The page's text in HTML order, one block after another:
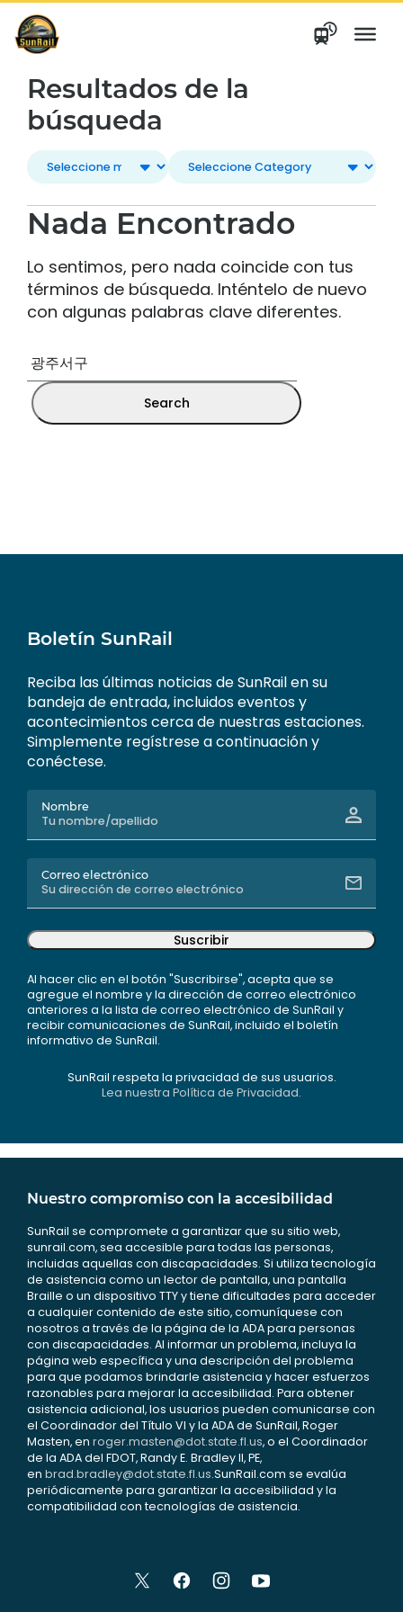
saltar
contenido
Resultados de la
búsqueda
Nada Encontrado
Lo sentimos, pero nada coincide con tus
términos de búsqueda. Inténtelo de nuevo
con algunas palabras clave diferentes.
Buscar
Boletín SunRail
Reciba las últimas noticias de SunRail en su
bandeja de entrada, incluidos eventos y
acontecimientos cerca de nuestras estaciones.
Simplemente regístrese a continuación y
conéctese.
Nombre
Correo electrónico
Suscribir
Al hacer clic en el botón "Suscribirse", acepta que se
agregue el nombre y la dirección de correo electrónico
anteriores a la lista de correo electrónico de SunRail y
recibir comunicaciones de SunRail, incluido el boletín
informativo de SunRail.
SunRail respeta la privacidad de sus usuarios.
Lea nuestra Política de Privacidad.
Nuestro compromiso con la accesibilidad
SunRail se compromete a garantizar que su sitio web,
sunrail.com, sea accesible para todas las personas,
incluidas aquellas con discapacidades. Si utiliza tecnología
de asistencia como un lector de pantalla, una pantalla
Braille o un dispositivo TTY y tiene dificultades para acceder
a cualquier contenido de este sitio, comuníquese con
nosotros a través de la página de la ADA para personas
con discapacidades. Al informar un problema, incluya la
página web específica y una descripción del problema
para que podamos brindarle asistencia y hacer esfuerzos
razonables para mejorar la accesibilidad. Para obtener
asistencia adicional, los usuarios pueden comunicarse con
el Coordinador del Título VI y la ADA de SunRail, Roger
Masten, en roger.masten@dot.state.fl.us, o el Coordinador
de la ADA del FDOT, Randy E. Bradley II, PE,
en brad.bradley@dot.state.fl.us.SunRail.com se evalúa
periódicamente para garantizar la accesibilidad y la
compatibilidad con tecnologías de asistencia.